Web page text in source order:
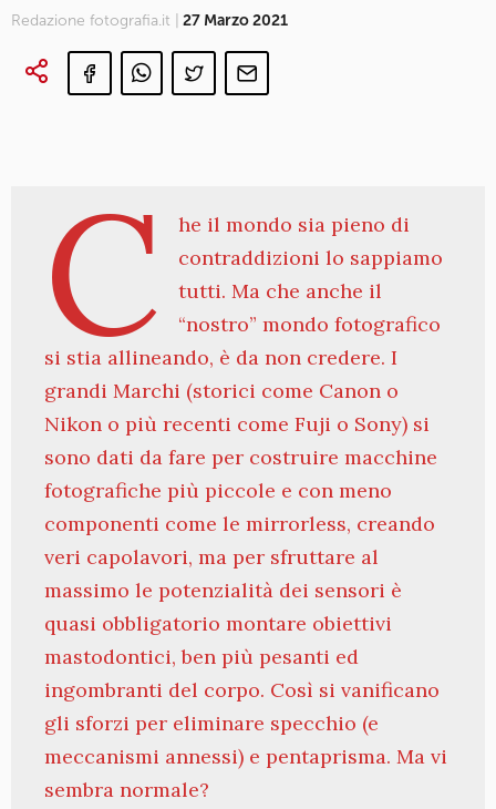
Redazione fotografia.it | 27 Marzo 2021
C
he il mondo sia pieno di
contraddizioni lo sappiamo
tutti. Ma che anche il
“nostro” mondo fotografico
si stia allineando, è da non credere. I
grandi Marchi (storici come Canon o
Nikon o più recenti come Fuji o Sony) si
sono dati da fare per costruire macchine
fotografiche più piccole e con meno
componenti come le mirrorless, creando
veri capolavori, ma per sfruttare al
massimo le potenzialità dei sensori è
quasi obbligatorio montare obiettivi
mastodontici, ben più pesanti ed
ingombranti del corpo. Così si vanificano
gli sforzi per eliminare specchio (e
meccanismi annessi) e pentaprisma. Ma vi
sembra normale?